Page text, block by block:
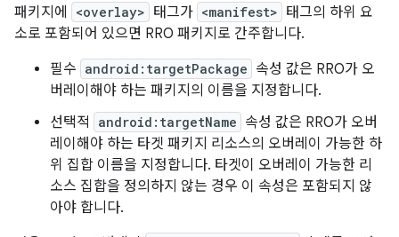
패키지에 <overlay> 태그가 <manifest> 태그의 하위 요
소로 포함되어 있으면 RRO 패키지로 간주합니다.
필수 android:targetPackage 속성 값은 RRO가 오
버레이해야 하는 패키지의 이름을 지정합니다.
선택적
android:targetName 속성 값은 RRO가 오버
레이해야 하는 타겟 패키지 리소스의 오버레이 가능한 하
위 집합 이름을 지정합니다. 타겟이 오버레이 가능한 리
소스 집합을 정의하지 않는 경우 이 속성은 포함되지 않
아야 합니다.